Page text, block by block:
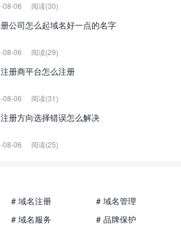
08-06 阅读(30)
公司怎么起域名好一点的名字
08-06 阅读(29)
册商平台怎么注册
08-06 阅读(31)
册方向选择错误怎么解决
08-06 阅读(25)
# 域名注册
# 域名管理
# 域名服务
# 品牌保护